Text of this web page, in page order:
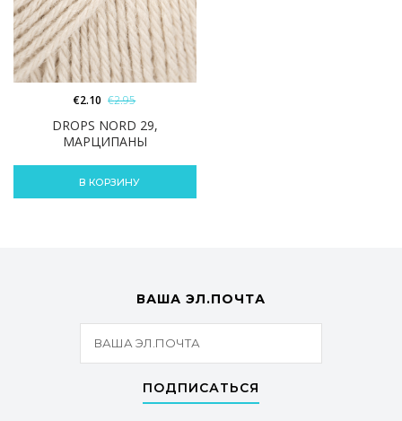
DROPS NORD 29,
МАРЦИПАНЫ
€2.10 €2.95
В КОРЗИНУ
ВАША ЭЛ.ПОЧТА
ПОДПИСАТЬСЯ